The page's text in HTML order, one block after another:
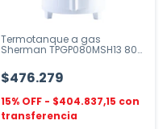
Termotanque a gas
Sherman TPGP080MSH13 80
$476.279
$404.837,15